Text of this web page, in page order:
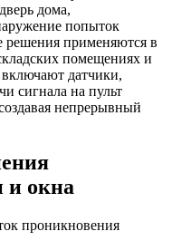
дома,
попыток
решения применяются в
помещениях и
датчики,
сигнала на пульт
непрерывный
и окна
проникновения